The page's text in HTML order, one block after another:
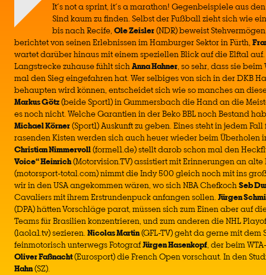
It´s not a sprint, it´s a marathon! Gegenbeispiele aus
Sind kaum zu finden. Selbst der Fußball zieht sich wie
bis nach Recife, Ole Zeisler(NDR) beweist
berichtet von seinen Erlebnissen im Hamburger Sektor in Fürth,
wartet darüber hinaus mit einem speziellen Blick auf die Elftal
Langstrecke zuhause fühlt sichAnna Hahner, so sehr, dass sie
mal den Sieg eingefahren hat. Wer selbiges von sich in der DKB
behaupten wird können, entscheidet sich wie so manches an
Markus Götz(beide Sport1) in Gummersbach die Hand an die
es noch nicht. Welche Garantien in der Beko BBL noch Bestand
Michael Körner(Sport1) Auskunft zu geben. Eines steht in jedem
rasenden Kisten werden sich auch heuer wieder beim Überholen
Christian Nimmervoll(formel1.de) stellt darob schon mal den
Voice“ Heinrich(Motorvision.TV) assistiert mit Erinnerungen an
(motorsport-total.com) nimmt die Indy 500 gleich noch mit ins
wir in den USA angekommen wären, wo sich NBA ChefkochSeb
Cavaliers mit ihrem Erstrundenpuck anfangen sollen.Jürgen
(DPA) hätten Vorschläge parat, müssen sich zum Einen aber auf
Teams für Brasilien konzentrieren, und zum anderen die NHL
(laola1.tv) sezieren.Nicolas Martin(GFL-TV) geht da gerne mit dem
feinmotorisch unterwegs FotografJürgen Hasenkopf, der beim
Oliver Faßnacht(Eurosport) die French Open vorschaut. In den
Hahn(SZ).